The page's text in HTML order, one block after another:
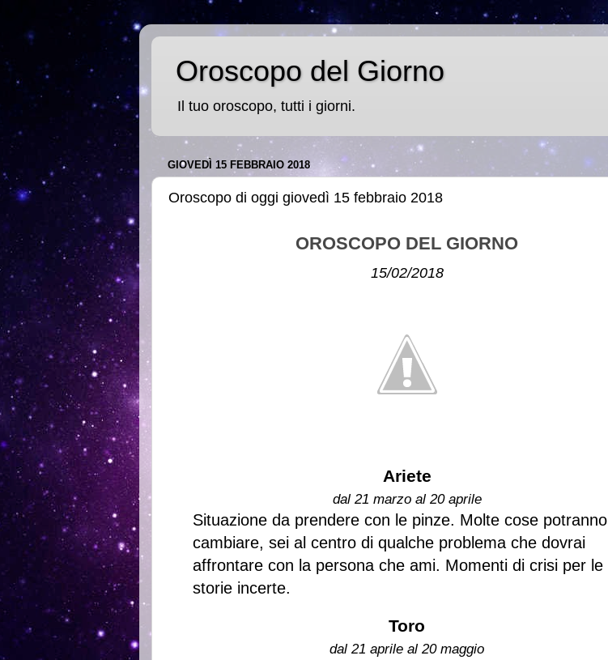
Oroscopo del Giorno
Il tuo oroscopo, tutti i giorni.
GIOVEDÌ 15 FEBBRAIO 2018
Oroscopo di oggi giovedì 15 febbraio 2018
OROSCOPO DEL GIORNO
15/02/2018
Ariete
dal 21 marzo al 20 aprile
Situazione da prendere con le pinze. Molte cose potranno
cambiare, sei al centro di qualche problema che dovrai
affrontare con la persona che ami. Momenti di crisi per le
storie incerte.
Toro
dal 21 aprile al 20 maggio